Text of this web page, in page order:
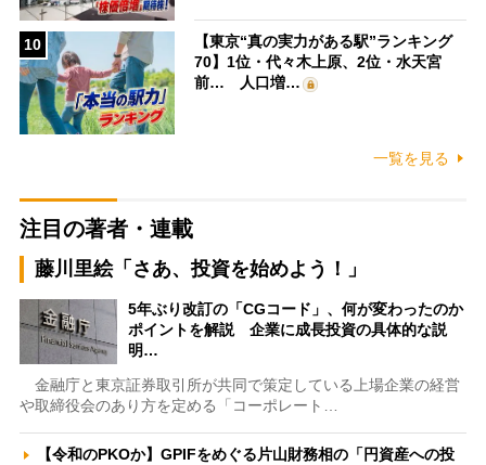
10
【東京“真の実力がある駅”ランキング
70】1位・代々木上原、2位・水天宮
前… 人口増…
一覧を見る
注目の著者・連載
藤川里絵「さあ、投資を始めよう！」
5年ぶり改訂の「CGコード」、何が変わったのか
ポイントを解説 企業に成長投資の具体的な説
明…
金融庁と東京証券取引所が共同で策定している上場企業の経営
や取締役会のあり方を定める「コーポレート…
【令和のPKOか】GPIFをめぐる片山財務相の「円資産への投